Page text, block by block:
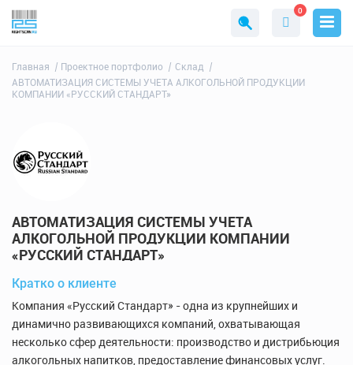
0
Главная Проектное портфолио
Склад
АВТОМАТИЗАЦИЯ СИСТЕМЫ УЧЕТА АЛКОГОЛЬНОЙ ПРОДУКЦИИ
КОМПАНИИ «РУССКИЙ СТАНДАРТ»
АВТОМАТИЗАЦИЯ СИСТЕМЫ УЧЕТА
АЛКОГОЛЬНОЙ ПРОДУКЦИИ КОМПАНИИ
«РУССКИЙ СТАНДАРТ»
Кратко о клиенте
Компания «Русский Стандарт» - одна из крупнейших и
динамично развивающихся компаний, охватывающая
несколько сфер деятельности: производство и дистрибьюция
алкогольных напитков, предоставление финансовых услуг.